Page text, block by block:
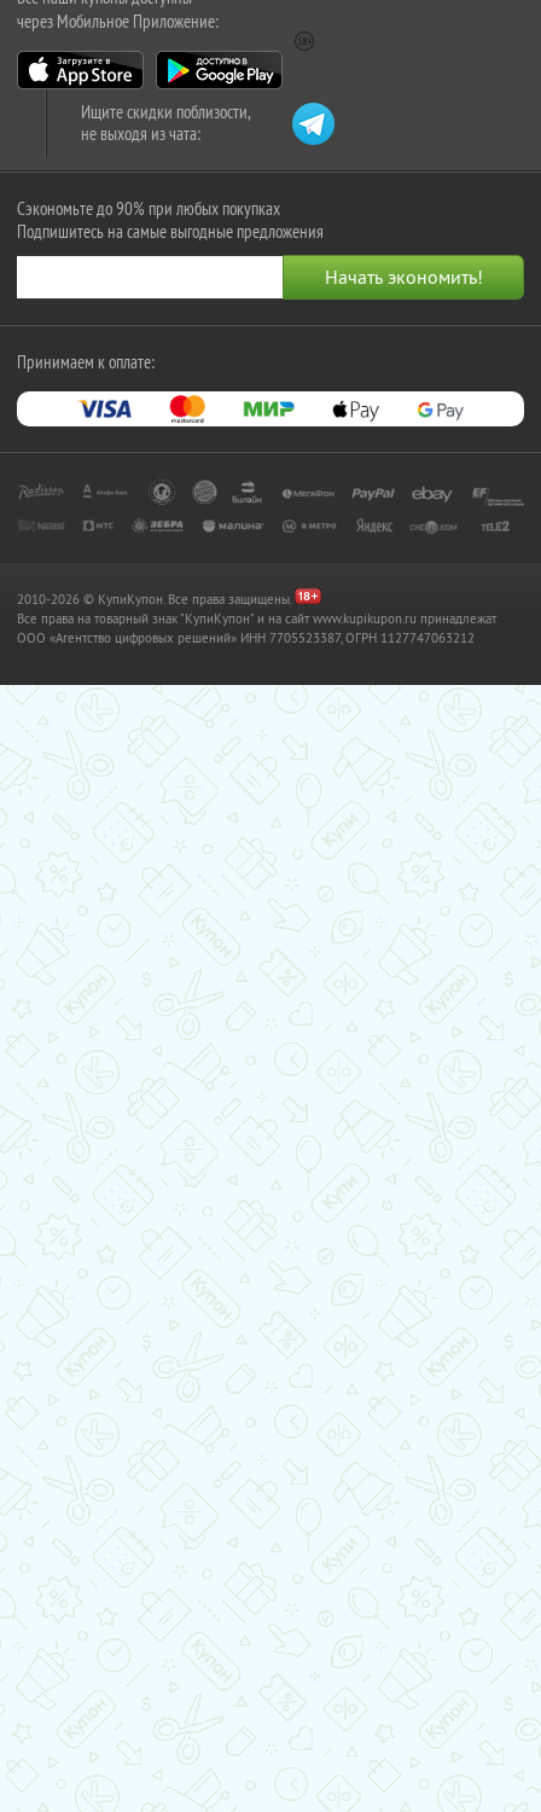
через Мобильное Приложение:
Ищите скидки поблизости,
не выходя из чата:
Сэкономьте до 90% при любых покупках
Подпишитесь на самые выгодные предложения
Принимаем к оплате:
2010-2026 © КупиКупон. Все права защищены.
Все права на товарный знак "КупиКупон" и на сайт www.kupikupon.ru принадлежат
OOO «Агентство цифровых решений» ИНН 7705523387, ОГРН 1127747063212